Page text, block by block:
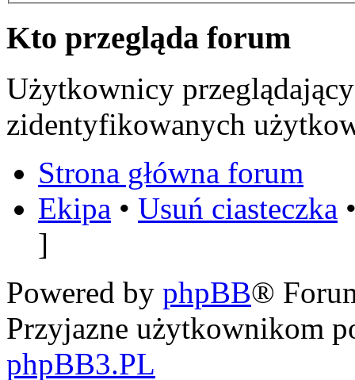
Kto przegląda forum
Użytkownicy
zidentyfikowanych
Strona główna forum
Ekipa • Usuń ciasteczka
]
Powered by phpBB®
Przyjazne użytkownikom
phpBB3.PL